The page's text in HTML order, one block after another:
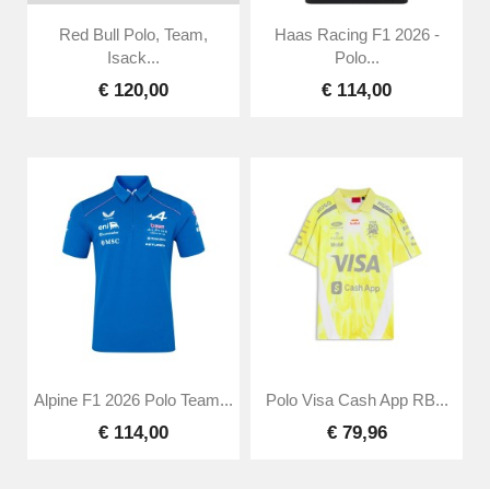
Red Bull Polo, Team,
Isack...
€ 120,00
Haas Racing F1 2026 -
Polo...
€ 114,00
Alpine F1 2026 Polo Team...
€ 114,00
Polo Visa Cash App RB...
€ 79,96